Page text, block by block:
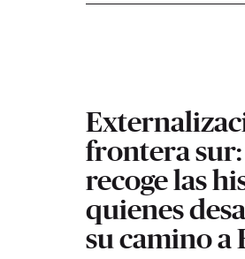
frontera
recoge las
quienes
su camino a